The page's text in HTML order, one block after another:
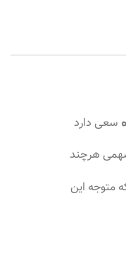
سعی دارد
هرچند
متوجه این